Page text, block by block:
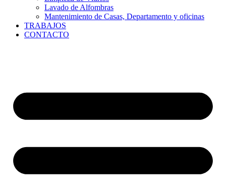
Lavado de Alfombras
Mantenimiento de Casas, Departamento y oficinas
TRABAJOS
CONTACTO